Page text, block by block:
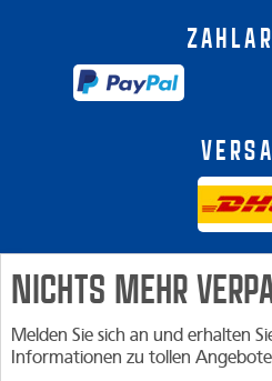
NICHTS MEHR
Melden Sie sich an und erhalten
Informationen zu tollen